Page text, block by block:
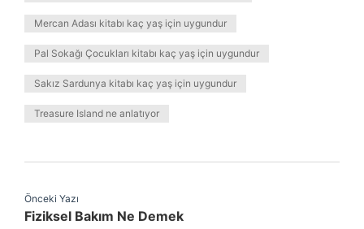
Mercan Adası kitabı kaç yaş için uygundur
Pal Sokağı Çocukları kitabı kaç yaş için uygundur
Sakız Sardunya kitabı kaç yaş için uygundur
Treasure Island ne anlatıyor
Önceki Yazı
Fiziksel Bakım Ne Demek